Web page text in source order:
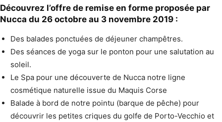
Découvrez l’offre de remise en forme proposée par
Nucca du 26 octobre au 3 novembre 2019 :
Des balades ponctuées de déjeuner champêtres.
Des séances de yoga sur le ponton pour une salutation au
soleil.
Le Spa pour une découverte de Nucca notre ligne
cosmétique naturelle issue du Maquis Corse
Balade à bord de notre pointu (barque de pêche) pour
découvrir les petites criques du golfe de Porto-Vecchio et